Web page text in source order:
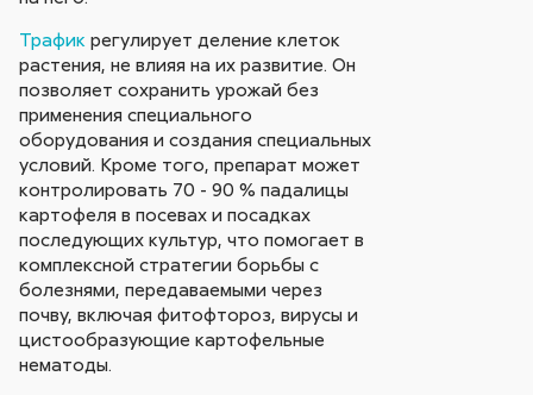
Трафик регулирует деление клеток
растения, не влияя на их развитие. Он
позволяет сохранить урожай без
применения специального
оборудования и создания специальных
условий. Кроме того, препарат может
контролировать 70 - 90 % падалицы
картофеля в посевах и посадках
последующих культур, что помогает в
комплексной стратегии борьбы с
болезнями, передаваемыми через
почву, включая фитофтороз, вирусы и
цистообразующие картофельные
нематоды.